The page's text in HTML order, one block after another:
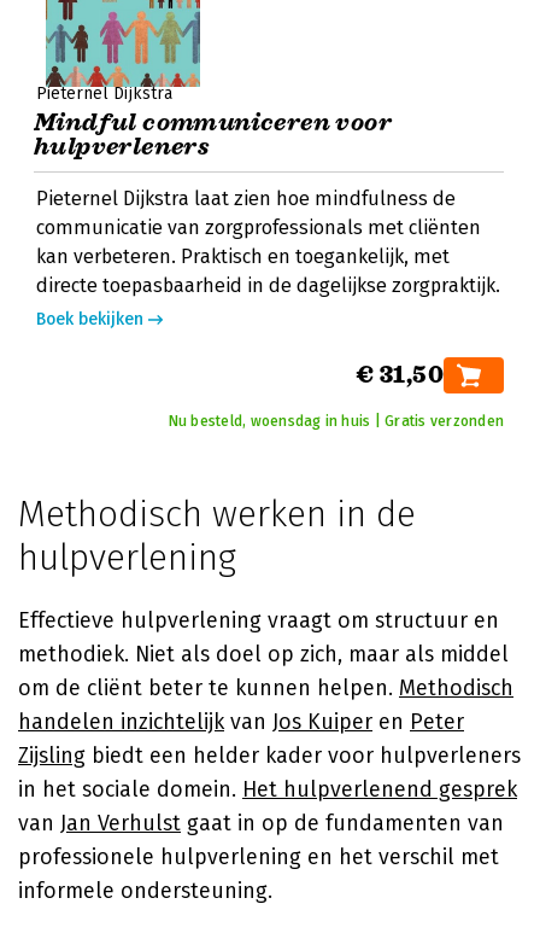
Pieternel Dijkstra
Mindful communiceren voor
hulpverleners
Pieternel Dijkstra laat zien hoe mindfulness de
communicatie van zorgprofessionals met cliënten
kan verbeteren. Praktisch en toegankelijk, met
directe toepasbaarheid in de dagelijkse zorgpraktijk.
Boek bekijken
€ 31,50
Nu besteld, woensdag in huis | Gratis verzonden
Methodisch werken in de
hulpverlening
Effectieve hulpverlening vraagt om structuur en
methodiek. Niet als doel op zich, maar als middel
om de cliënt beter te kunnen helpen. Methodisch
handelen inzichtelijkvan Jos Kuiper en Peter
Zijsling biedt een helder kader voor hulpverleners
in het sociale domein. Het hulpverlenend gesprek
van Jan Verhulst gaat in op de fundamenten van
professionele hulpverlening en het verschil met
informele ondersteuning.